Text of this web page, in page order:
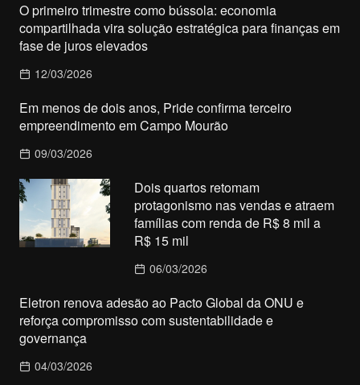
O primeiro trimestre como bússola: economia
compartilhada vira solução estratégica para finanças em
fase de juros elevados
12/03/2026
Em menos de dois anos, Pride confirma terceiro
empreendimento em Campo Mourão
09/03/2026
Dois quartos retomam
protagonismo nas vendas e atraem
famílias com renda de R$ 8 mil a
R$ 15 mil
06/03/2026
Eletron renova adesão ao Pacto Global da ONU e
reforça compromisso com sustentabilidade e
governança
04/03/2026